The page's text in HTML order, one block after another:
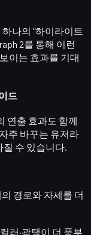
나의 "하이라이트
2를 통해 이런
이는 효과를 기대
드
연출 효과도 함께
주 바꾸는 유저라
질 수 있습니다.
경로와 자세를 더
러·광택이 더 풍부